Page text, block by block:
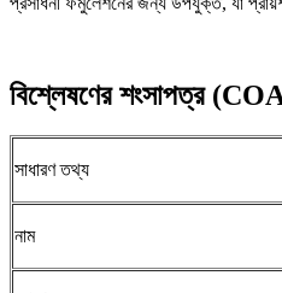
বিশ্লেষণের শংসাপত্র
সাধারণ তথ্য
নাম